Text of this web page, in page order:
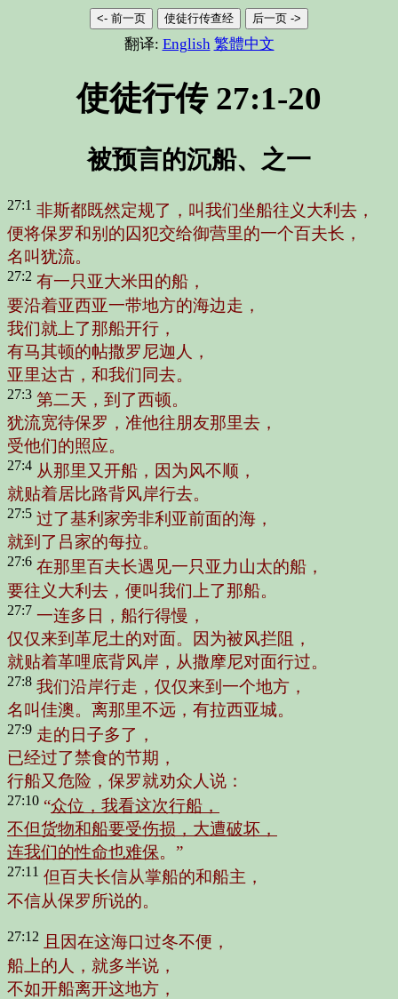
<- 前一页 使徒行传查经 后一页 ->
翻译: English 繁體中文
使徒行传 27:1-20
被预言的沉船、之一
27:1 非斯都既然定规了，叫我们坐船往义大利去，
便将保罗和别的囚犯交给御营里的一个百夫长，
名叫犹流。
27:2 有一只亚大米田的船，
要沿着亚西亚一带地方的海边走，
我们就上了那船开行，
有马其顿的帖撒罗尼迦人，
亚里达古，和我们同去。
27:3 第二天，到了西顿。
犹流宽待保罗，准他往朋友那里去，
受他们的照应。
27:4 从那里又开船，因为风不顺，
就贴着居比路背风岸行去。
27:5 过了基利家旁非利亚前面的海，
就到了吕家的每拉。
27:6 在那里百夫长遇见一只亚力山太的船，
要往义大利去，便叫我们上了那船。
27:7 一连多日，船行得慢，
仅仅来到革尼土的对面。因为被风拦阻，
就贴着革哩底背风岸，从撒摩尼对面行过。
27:8 我们沿岸行走，仅仅来到一个地方，
名叫佳澳。离那里不远，有拉西亚城。
27:9 走的日子多了，
已经过了禁食的节期，
行船又危险，保罗就劝众人说：
27:10 “众位，我看这次行船，
不但货物和船要受伤损，大遭破坏，
连我们的性命也难保。”
27:11 但百夫长信从掌船的和船主，
不信从保罗所说的。
27:12
且因在这海口过冬不便，
船上的人，就多半说，
不如开船离开这地方，